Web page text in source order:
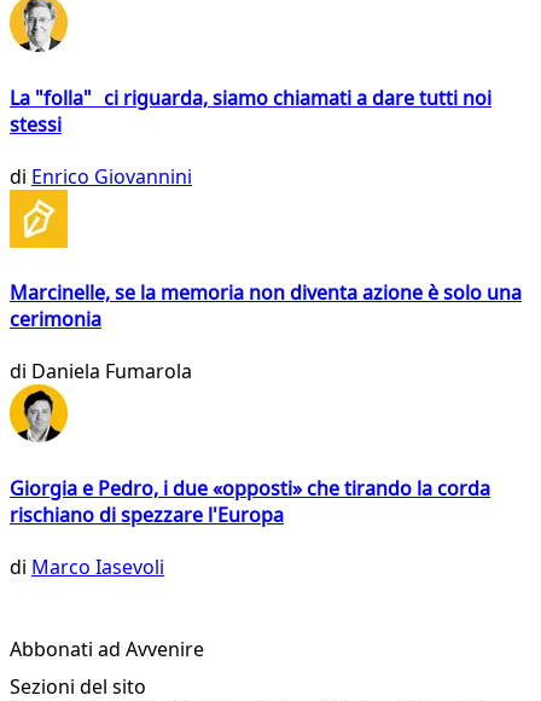
La "folla" ci riguarda, siamo chiamati a dare tutti noi
stessi
di Enrico Giovannini
Marcinelle, se la memoria non diventa azione è solo una
cerimonia
di Daniela Fumarola
Giorgia e Pedro, i due «opposti» che tirando la corda
rischiano di spezzare l'Europa
di Marco Iasevoli
Abbonati ad Avvenire
Sezioni del sito